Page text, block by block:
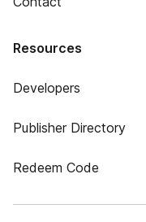
Resources
Developers
Publisher Directory
Redeem Code